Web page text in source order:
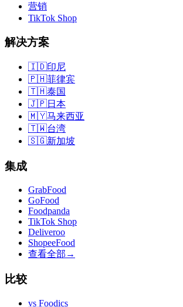
营销
TikTok Shop
解决方案
🇮🇩印尼
🇵🇭菲律宾
🇹🇭泰国
🇯🇵日本
🇲🇾马来西亚
🇹🇼台湾
🇸🇬新加坡
集成
GrabFood
GoFood
Foodpanda
TikTok Shop
Deliveroo
ShopeeFood
查看全部 →
比较
vs Foodics